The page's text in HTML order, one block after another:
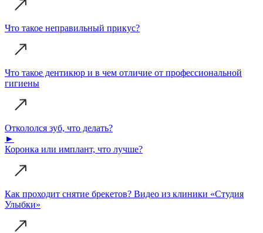
Что такое неправильный прикус?
Что такое дентикюр и в чем отличие от профессиональной
гигиены
Откололся зуб, что делать?
►
Коронка или имплант, что лучше?
Как проходит снятие брекетов? Видео из клиники «Студия
Улыбки»Директор клиники «Студия Улыбки»